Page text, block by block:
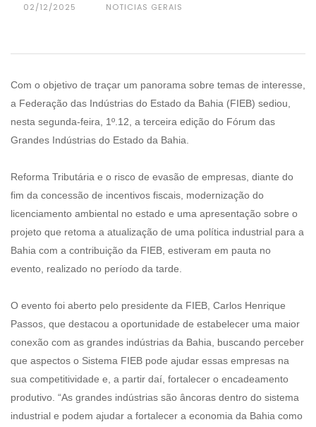
02/12/2025 NOTICIAS GERAIS
Com o objetivo de traçar um panorama sobre temas de interesse,
a Federação das Indústrias do Estado da Bahia (FIEB) sediou,
nesta segunda-feira, 1º.12, a terceira edição do Fórum das
Grandes Indústrias do Estado da Bahia.
Reforma Tributária e o risco de evasão de empresas, diante do
fim da concessão de incentivos fiscais, modernização do
licenciamento ambiental no estado e uma apresentação sobre o
projeto que retoma a atualização de uma política industrial para a
Bahia com a contribuição da FIEB, estiveram em pauta no
evento, realizado no período da tarde.
O evento foi aberto pelo presidente da FIEB, Carlos Henrique
Passos, que destacou a oportunidade de estabelecer uma maior
conexão com as grandes indústrias da Bahia, buscando perceber
que aspectos o Sistema FIEB pode ajudar essas empresas na
sua competitividade e, a partir daí, fortalecer o encadeamento
produtivo. “As grandes indústrias são âncoras dentro do sistema
industrial e podem ajudar a fortalecer a economia da Bahia como